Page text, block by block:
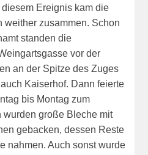
Ereignis kam die
weither zusammen. Schon
standen die
vor der
an der Spitze des Zuges
Kaiserhof. Dann feierte
bis Montag zum
wurden große Bleche mit
gebacken, dessen Reste
nahmen. Auch sonst wurde